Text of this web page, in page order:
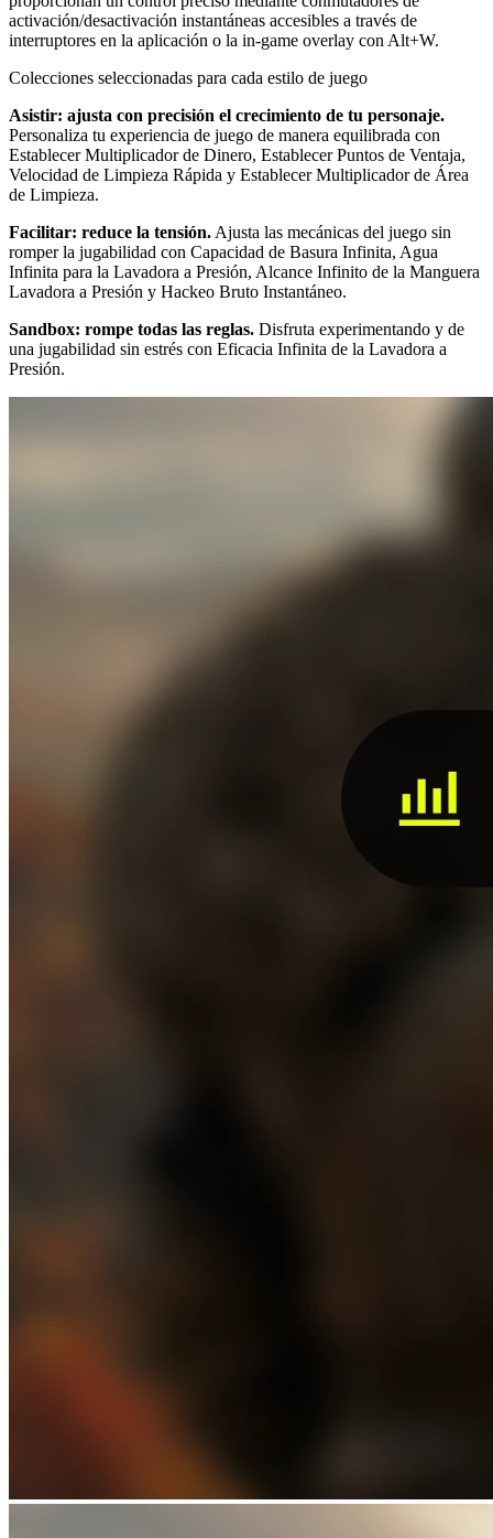
activación/desactivación instantáneas accesibles a través de
interruptores en la aplicación o la in-game overlay con Alt+W.
Colecciones seleccionadas para cada estilo de juego
Asistir: ajusta con precisión el crecimiento de tu personaje.
Personaliza tu experiencia de juego de manera equilibrada con
Establecer Multiplicador de Dinero, Establecer Puntos de Ventaja,
Velocidad de Limpieza Rápida y Establecer Multiplicador de Área
de Limpieza.
Facilitar: reduce la tensión. Ajusta las mecánicas del juego sin
romper la jugabilidad con Capacidad de Basura Infinita, Agua
Infinita para la Lavadora a Presión, Alcance Infinito de la Manguera
Lavadora a Presión y Hackeo Bruto Instantáneo.
Sandbox: rompe todas las reglas. Disfruta experimentando y de
una jugabilidad sin estrés con Eficacia Infinita de la Lavadora a
Presión.